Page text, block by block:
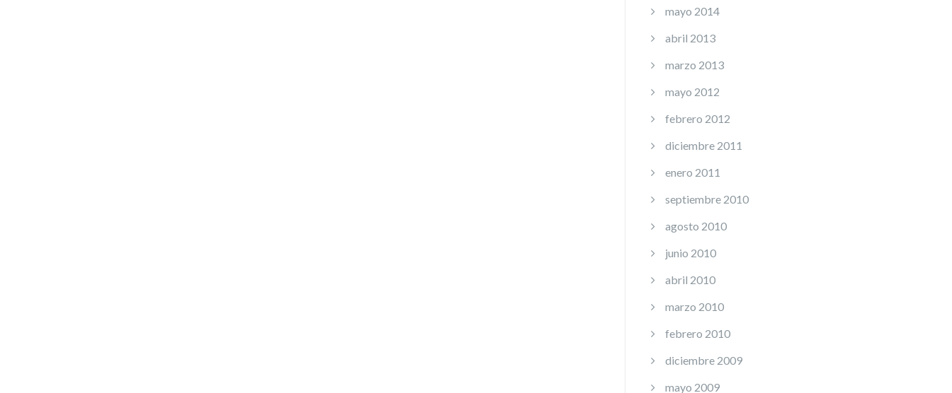
mayo 2014
abril 2013
marzo 2013
mayo 2012
febrero 2012
diciembre 2011
enero 2011
septiembre 2010
agosto 2010
junio 2010
abril 2010
marzo 2010
febrero 2010
diciembre 2009
mayo 2009